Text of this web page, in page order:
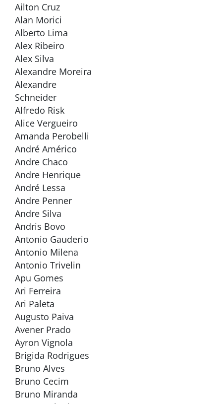
Ailton Cruz
Alan Morici
Alberto Lima
Alex Ribeiro
Alex Silva
Alexandre Moreira
Alexandre
Schneider
Alfredo Risk
Alice Vergueiro
Amanda Perobelli
André Américo
Andre Chaco
Andre Henrique
André Lessa
Andre Penner
Andre Silva
Andris Bovo
Antonio Gauderio
Antonio Milena
Antonio Trivelin
Apu Gomes
Ari Ferreira
Ari Paleta
Augusto Paiva
Avener Prado
Ayron Vignola
Brigida Rodrigues
Bruno Alves
Bruno Cecim
Bruno Miranda